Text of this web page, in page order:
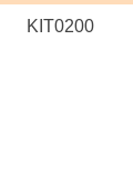
KIT0200